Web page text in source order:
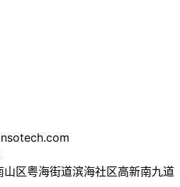
区粤海街道滨海社区高新南九道